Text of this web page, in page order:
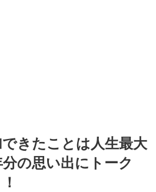
きたことは人生最大
の思い出にトーク